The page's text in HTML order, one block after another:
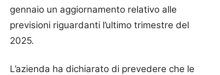
gennaio un aggiornamento relativo alle
previsioni riguardanti l’ultimo trimestre del
2025.
L’azienda ha dichiarato di prevedere che le